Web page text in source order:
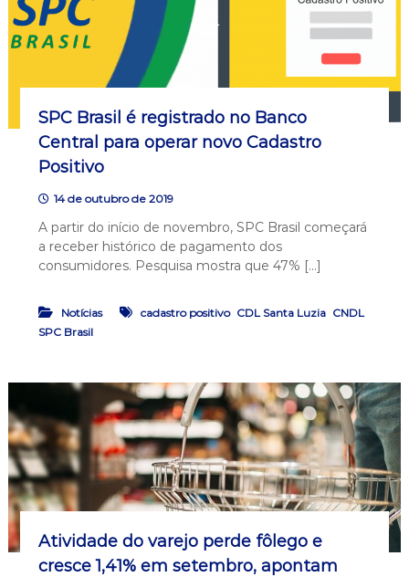
SPC Brasil é registrado no Banco
Central para operar novo Cadastro
Positivo
14 de outubro de 2019
A partir do início de novembro, SPC Brasil começará
a receber histórico de pagamento dos
consumidores. Pesquisa mostra que 47% […]
Notícias cadastro positivo, CDL Santa Luzia, CNDL,
SPC Brasil
Atividade do varejo perde fôlego e
cresce 1,41% em setembro, apontam